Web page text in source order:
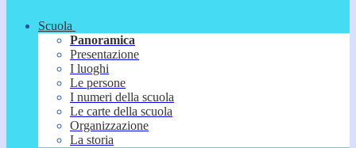
Scuola
Panoramica
Presentazione
I luoghi
Le persone
I numeri della scuola
Le carte della scuola
Organizzazione
La storia